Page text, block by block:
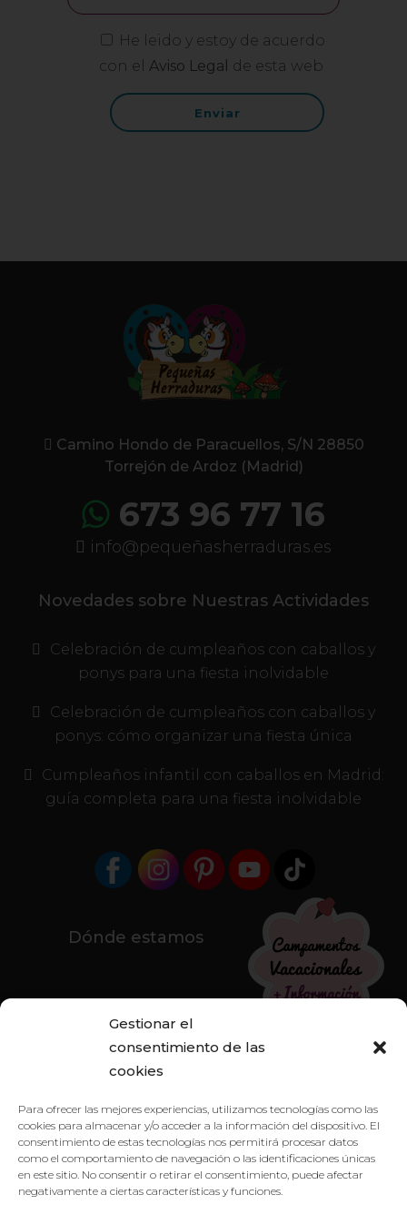
Gestionar el
consentimiento de las
cookies
Para ofrecer las mejores experiencias, utilizamos tecnologías como las
cookies para almacenar y/o acceder a la información del dispositivo. El
consentimiento de estas tecnologías nos permitirá procesar datos
como el comportamiento de navegación o las identificaciones únicas
en este sitio. No consentir o retirar el consentimiento, puede afectar
negativamente a ciertas características y funciones.
He leido y estoy de acuerdo
con el Aviso Legal de esta web
Camino Hondo de Paracuellos, S/N 28850
Torrejón de Ardoz (Madrid)
673 96 77 16
info@pequeñasherraduras.es
Novedades sobre Nuestras Actividades
Celebración de cumpleaños con caballos y
ponys para una fiesta inolvidable
Celebración de cumpleaños con caballos y
ponys: cómo organizar una fiesta única
Cumpleaños infantil con caballos en Madrid:
guía completa para una fiesta inolvidable
Dónde estamos